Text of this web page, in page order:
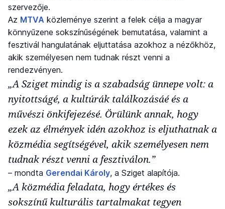
szervezője.
Az MTVA közleménye szerint a felek célja a magyar
könnyűzene sokszínűségének bemutatása, valamint a
fesztivál hangulatának eljuttatása azokhoz a nézőkhöz,
akik személyesen nem tudnak részt venni a
rendezvényen.
„A Sziget mindig is a szabadság ünnepe volt: a
nyitottságé, a kultúrák találkozásáé és a
művészi önkifejezésé. Örülünk annak, hogy
ezek az élmények idén azokhoz is eljuthatnak a
közmédia segítségével, akik személyesen nem
tudnak részt venni a fesztiválon.”
– mondta Gerendai Károly, a Sziget alapítója.
„A közmédia feladata, hogy értékes és
sokszínű kulturális tartalmakat tegyen